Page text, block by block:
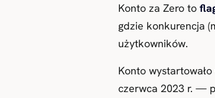
Konto za Zero to
gdzie konkurencja
użytkowników.
Konto
czerwca 2023 r. —